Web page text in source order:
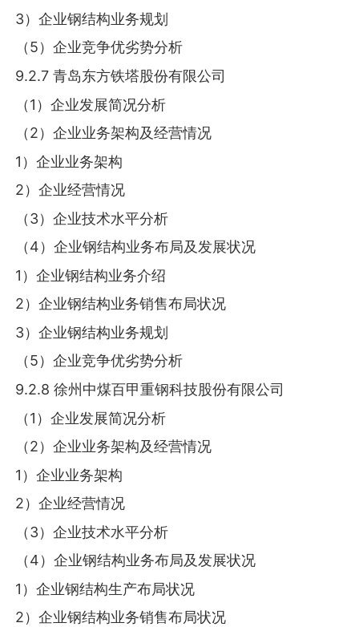
3）企业钢结构业务规划
（5）企业竞争优劣势分析
9.2.7 青岛东方铁塔股份有限公司
（1）企业发展简况分析
（2）企业业务架构及经营情况
1）企业业务架构
2）企业经营情况
（3）企业技术水平分析
（4）企业钢结构业务布局及发展状况
1）企业钢结构业务介绍
2）企业钢结构业务销售布局状况
3）企业钢结构业务规划
（5）企业竞争优劣势分析
9.2.8 徐州中煤百甲重钢科技股份有限公司
（1）企业发展简况分析
（2）企业业务架构及经营情况
1）企业业务架构
2）企业经营情况
（3）企业技术水平分析
（4）企业钢结构业务布局及发展状况
1）企业钢结构生产布局状况
2）企业钢结构业务销售布局状况